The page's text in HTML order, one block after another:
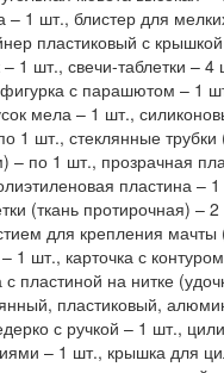
– 1 шт., блистер для
пластиковый с
1 шт., свечи-таблетки –
с парашютом – 1
мела – 1 шт.,
1 шт., стеклянные
– по 1 шт., прозрачная
пластина –
(ткань протирочная) –
для крепления
1 шт., карточка с
с пластиной на нитке
пластиковый,
с ручкой – 1 шт.,
– 1 шт., крышка для